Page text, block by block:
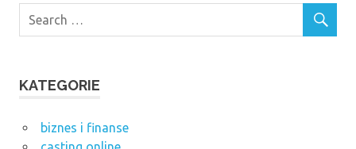
KATEGORIE
biznes i finanse